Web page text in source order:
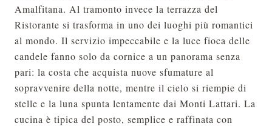
Amalfitana. Al tramonto invece la terrazza del
Ristorante si trasforma in uno dei luoghi più romantici
al mondo. Il servizio impeccabile e la luce fioca delle
candele fanno solo da cornice a un panorama senza
pari: la costa che acquista nuove sfumature al
sopravvenire della notte, mentre il cielo si riempie di
stelle e la luna spunta lentamente dai Monti Lattari. La
cucina è tipica del posto, semplice e raffinata con